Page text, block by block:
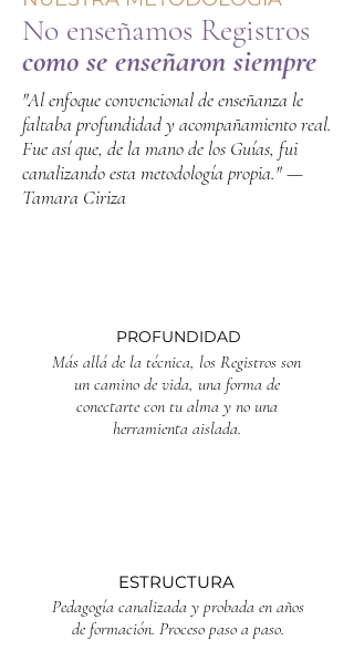
No enseñamos Registros
como se enseñaron siempre
"Al enfoque convencional de enseñanza le
faltaba profundidad y acompañamiento real.
Fue así que, de la mano de los Guías, fui
canalizando esta metodología propia." —
Tamara Ciriza
PROFUNDIDAD
Más allá de la técnica, los Registros son
un camino de vida, una forma de
conectarte con tu alma y no una
herramienta aislada.
ESTRUCTURA
Pedagogía canalizada y probada en años
de formación. Proceso paso a paso.